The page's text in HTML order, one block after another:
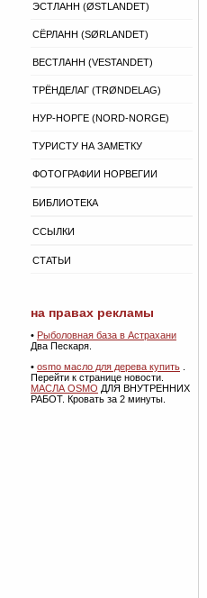
ЭСТЛАНН (ØSTLANDET)
СЁРЛАНН (SØRLANDET)
ВЕСТЛАНН (VESTANDET)
ТРЁНДЕЛАГ (TRØNDELAG)
НУР-НОРГЕ (NORD-NORGE)
ТУРИСТУ НА ЗАМЕТКУ
ФОТОГРАФИИ НОРВЕГИИ
БИБЛИОТЕКА
ССЫЛКИ
СТАТЬИ
на правах рекламы
• Рыболовная база в Астрахани
Два Пескаря.
• osmo масло для дерева купить
Перейти к странице новости.
МАСЛА OSMO ДЛЯ ВНУТРЕННИХ
РАБОТ. Кровать за 2 минуты.